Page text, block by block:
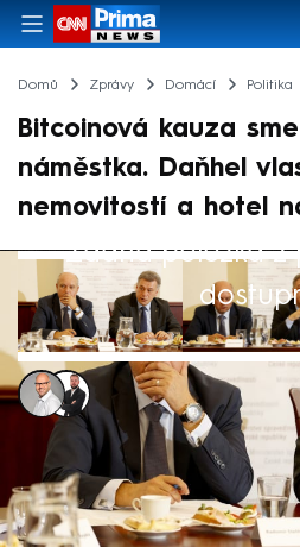
Domů Zprávy Domácí Politika
Bitcoinová kauza
náměstka. Daňhel
nemovitostí a hotel
Žádná položka z
Jaroslav Kasnar,Jakub Říha
6. čvn 2025, 22:27
Další významnou
kauze na ministerstvu
Radomír Daňhel,